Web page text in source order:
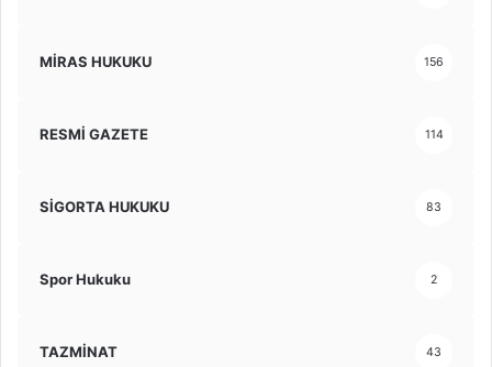
MİRAS HUKUKU 156
RESMİ GAZETE 114
SİGORTA HUKUKU 83
Spor Hukuku 2
TAZMİNAT 43